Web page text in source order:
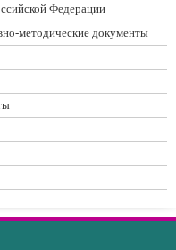
Федерации
методические документы